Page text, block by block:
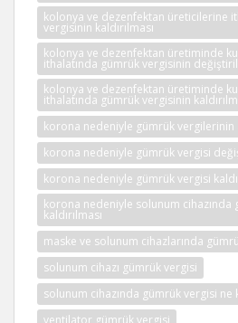
kolonya ve dezenfektan üreticilerine
vergisinin kaldırılması
kolonya ve dezenfektan üretiminde
ithalatında gümrük vergisinin
kolonya ve dezenfektan üretiminde
ithalatında gümrük vergisinin
korona nedeniyle gümrük vergilerinin
korona nedeniyle gümrük vergisi
korona nedeniyle gümrük vergisi
korona nedeniyle solunum cihazında
kaldırılması
maske ve solunum cihazlarında
solunum cihazı gümrük vergisi
solunum cihazında gümrük vergisi ne
ventilator gümrük vergisi